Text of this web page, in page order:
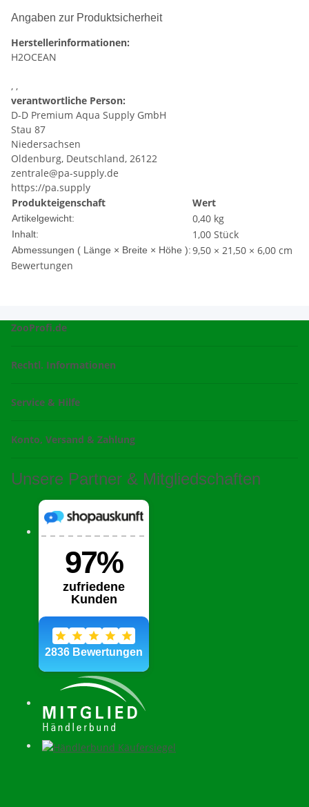
Angaben zur Produktsicherheit
Herstellerinformationen:
H2OCEAN
, ,
verantwortliche Person:
D-D Premium Aqua Supply GmbH
Stau 87
Niedersachsen
Oldenburg, Deutschland, 26122
zentrale@pa-supply.de
https://pa.supply
Produkteigenschaft
Wert
Artikelgewicht: 0,40 kg
Inhalt: 1,00 Stück
Abmessungen ( Länge × Breite × Höhe ):9,50 × 21,50 × 6,00 cm
Bewertungen
ZooProfi.de
Rechtl. Informationen
Service & Hilfe
Konto, Versand & Zahlung
Unsere Partner & Mitgliedschaften